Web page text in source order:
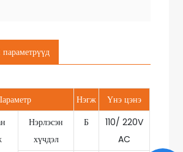
параметрүүд
Нэгж
Үнэ цэнэ
Нэрлэсэн
хүчдэл
Б
110/ 220V
AC